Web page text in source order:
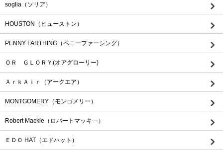
soglia（ソリア）
HOUSTON（ヒューストン）
PENNY FARTHING（ペニーファーシング）
ＯＲ ＧＬＯＲＹ(オアグローリー)
ＡｒｋＡｉｒ（アークエア）
MONTGOMERY（モンゴメリー）
Robert Mackie（ロバートマッキ―）
ＥＤＯ HAT（エドハット）